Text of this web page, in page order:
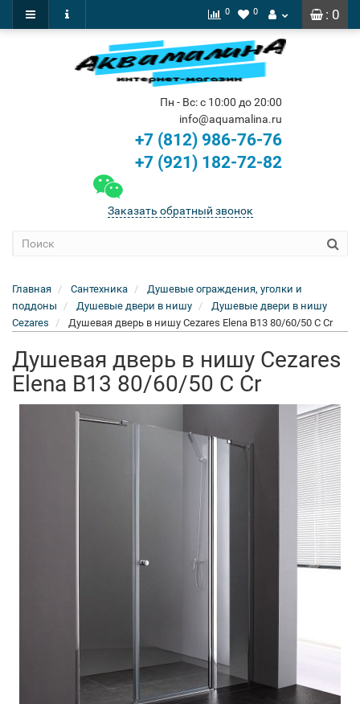
: 0
0 0
Пн - Вс: с 10:00 до 20:00
info@aquamalina.ru
+7 (812) 986-76-76
+7 (921) 182-72-82
Заказать обратный звонок
Главная Сантехника
Душевые ограждения, уголки и
поддоны
Душевые двери в нишу
Душевые двери в нишу
Cezares
Душевая дверь в нишу Cezares Elena B13 80/60/50 C Cr
Душевая дверь в нишу Cezares
Elena B13 80/60/50 C Cr